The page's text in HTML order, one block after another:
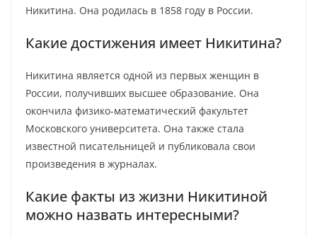
Никитина. Она родилась в 1858 году в России.
Какие достижения имеет Никитина?
Никитина является одной из первых женщин в
России, получивших высшее образование. Она
окончила физико-математический факультет
Московского университета. Она также стала
известной писательницей и публиковала свои
произведения в журналах.
Какие факты из жизни Никитиной
можно назвать интересными?